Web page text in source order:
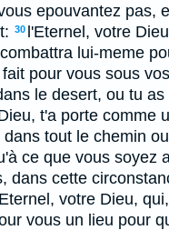
epouvantez pas,
30 l'Eternel, votre
lui-meme
pour vous sous
le desert, ou tu as
t'a porte comme
tout le chemin
ce que vous soyez
dans cette
votre Dieu, qui,
vous un lieu pour